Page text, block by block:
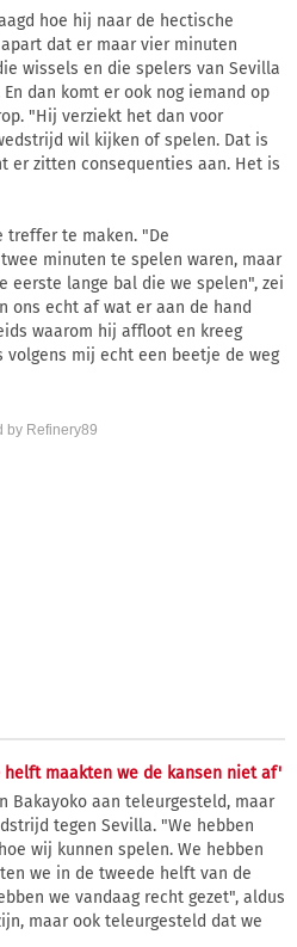
hoe hij naar de hectische
dat er maar vier minuten
wissels en die spelers van Sevilla
dan komt er ook nog iemand op
"Hij verziekt het dan voor
wil kijken of spelen. Dat is
er zitten consequenties aan. Het is
treffer te maken. "De
minuten te spelen waren, maar
eerste lange bal die we spelen", zei
ons echt af wat er aan de hand
waarom hij affloot en kreeg
volgens mij echt een beetje de weg
by Refinery89
helft maakten we de kansen niet af'
Bakayoko aan teleurgesteld, maar
tegen Sevilla. "We hebben
wij kunnen spelen. We hebben
we in de tweede helft van de
we vandaag recht gezet", aldus
maar ook teleurgesteld dat we